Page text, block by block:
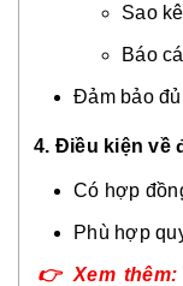
Sao
Báo
Đảm bảo
4. Điều kiện về
Có hợp
Phù hợp
👉 Xem